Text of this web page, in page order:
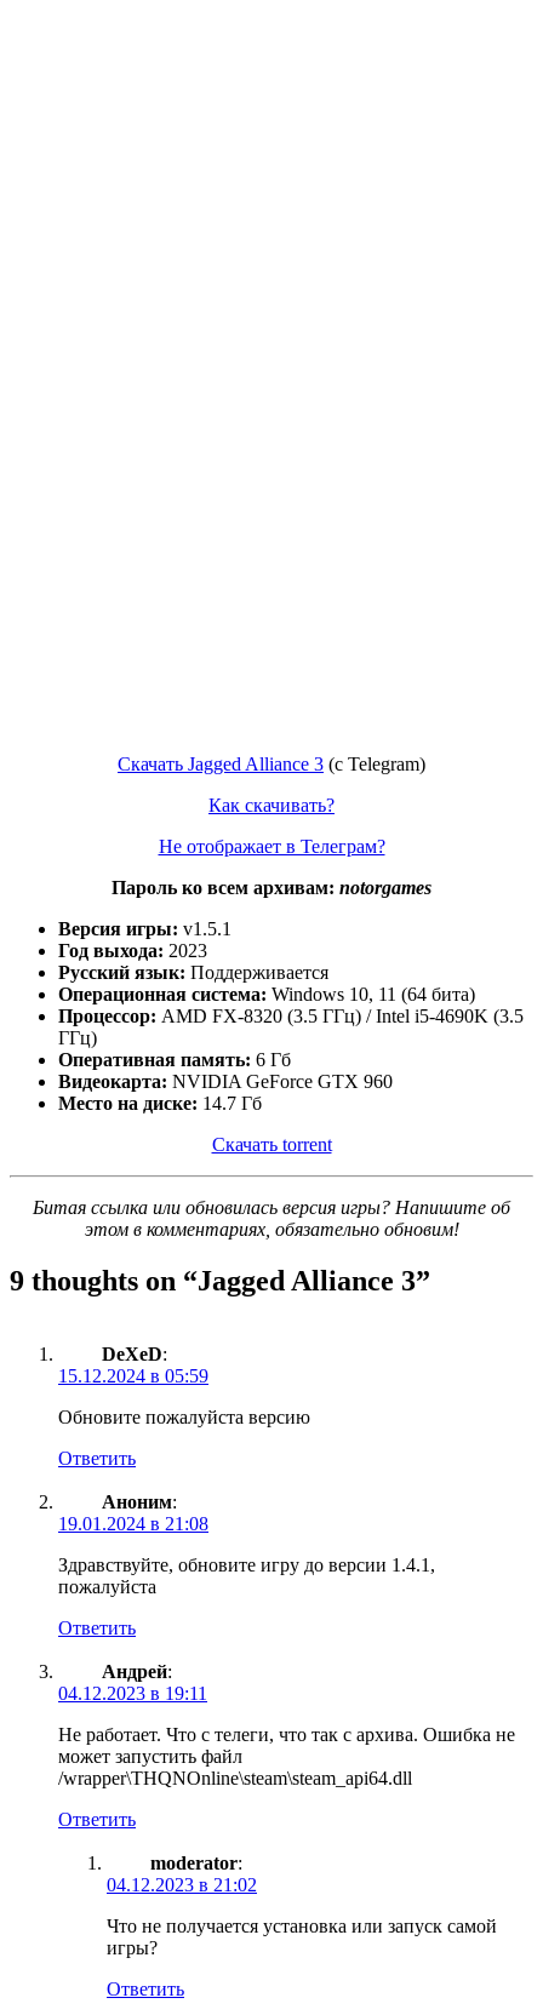
Скачать Jagged Alliance 3 (с Telegram)
Как скачивать?
Не отображает в Телеграм?
Пароль ко всем архивам: notorgames
Версия игры: v1.5.1
Год выхода: 2023
Русский язык: Поддерживается
Операционная система: Windows 10, 11 (64 бита)
Процессор: AMD FX-8320 (3.5 ГГц) / Intel i5-4690K (3.5
ГГц)
Оперативная память: 6 Гб
Видеокарта: NVIDIA GeForce GTX 960
Место на диске: 14.7 Гб
Скачать torrent
Битая ссылка или обновилась версия игры? Напишите об
этом в комментариях, обязательно обновим!
9 thoughts on “Jagged Alliance 3”
DeXeD:
15.12.2024 в 05:59
Обновите пожалуйста версию
Ответить
Аноним:
19.01.2024 в 21:08
Здравствуйте, обновите игру до версии 1.4.1,
пожалуйста
Ответить
Андрей:
04.12.2023 в 19:11
Не работает. Что с телеги, что так с архива. Ошибка не
может запустить файл
/wrapper\THQNOnline\steam\steam_api64.dll
Ответить
moderator:
04.12.2023 в 21:02
Что не получается установка или запуск самой
игры?
Ответить